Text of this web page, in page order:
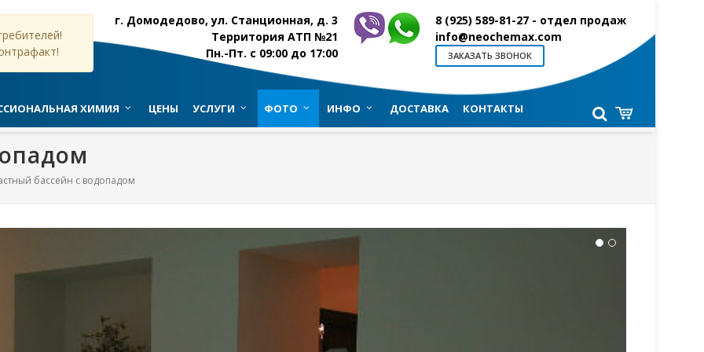
г. Домодедово, ул. Станционная, д. 3
Территория АТП №21
Пн.-Пт. с 09:00 до 17:00
8 (925) 589-81-27- отдел продаж
info@neochemax.com
ЗАКАЗАТЬ ЗВОНОК
ХИМИЯ ЦЕНЫ УСЛУГИ ФОТО ИНФО ДОСТАВКА КОНТАКТЫ
бассейн с водопадом